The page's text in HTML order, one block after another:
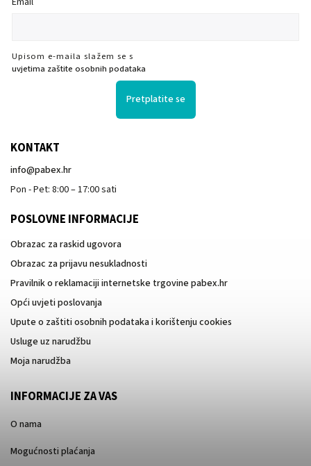
Upisom e-maila slažem se s
uvjetima zaštite osobnih podataka
Pretplatite se
KONTAKT
info@pabex.hr
Pon - Pet: 8:00 – 17:00 sati
POSLOVNE INFORMACIJE
Obrazac za raskid ugovora
Obrazac za prijavu nesukladnosti
Pravilnik o reklamaciji internetske trgovine pabex.hr
Opći uvjeti poslovanja
Upute o zaštiti osobnih podataka i korištenju cookies
Usluge uz narudžbu
Moja narudžba
INFORMACIJE ZA VAS
O nama
Mogućnosti plaćanja